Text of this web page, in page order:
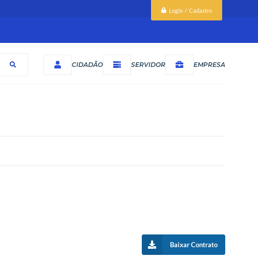
Login / Cadastro
CIDADÃO SERVIDOR EMPRESA
Baixar Contrato